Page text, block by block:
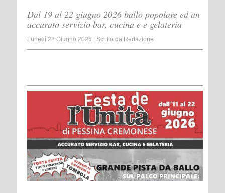
Dal 19 al 22 giugno 2026 ballo popolare ed un
accurato servizio bar, cucina e e gelateria
Lunedì 22 Giugno 2026 Scritto da Redazione